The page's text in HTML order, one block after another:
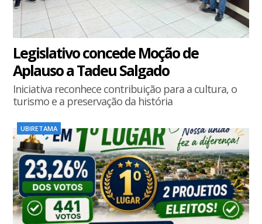
Legislativo concede Moção de
Aplauso a Tadeu Salgado
Iniciativa reconhece contribuição para a cultura, o
turismo e a preservação da história
UBIRETAMA